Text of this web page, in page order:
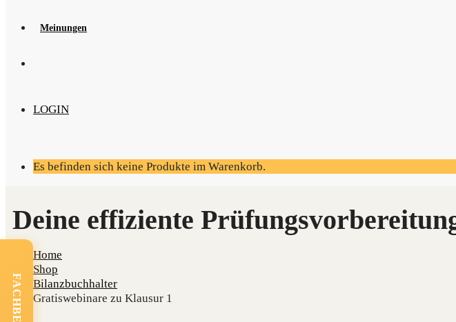
Mei­nun­gen
LOGIN
Es befinden sich keine Produkte im Warenkorb.
Home
Shop
Bilanzbuchhalter
Gratiswebinare zu Klausur 1